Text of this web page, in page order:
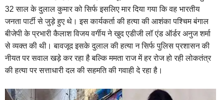
32 साल के दुलाल कुमार को सिर्फ इसलिए मार दिया गया कि वह भारतीय
जनता पार्टी से जुड़े हुए थे। इस कार्यकर्ता की हत्या की आशंका पश्चिम बंगाल
बीजेपी के प्रभारी कैलाश विजय वर्गीय ने खुद एडीजी लॉ एंड ऑर्डर अनुज शर्मा
से व्यक्त की थी। बावजूद इसके दुलाल की हत्या न सिर्फ पुलिस प्रशासन की
नीयत पर सवाल खड़े कर रहा है बल्कि ममता राज में हर रोज हो रही लोकतंत्र
की हत्या पर सत्ताधारी दल की सहमति की गवाही दे रहा है।